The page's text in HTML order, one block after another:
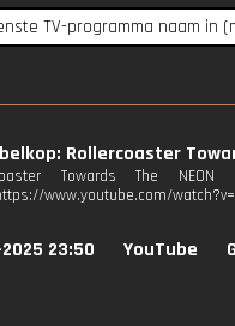
Rollercoaster
Towards The
www.youtube.com/
2025 23:50 YouTube